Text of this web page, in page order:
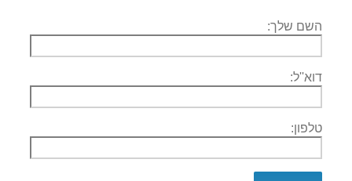
השם שלך:
דוא''ל:
טלפון: